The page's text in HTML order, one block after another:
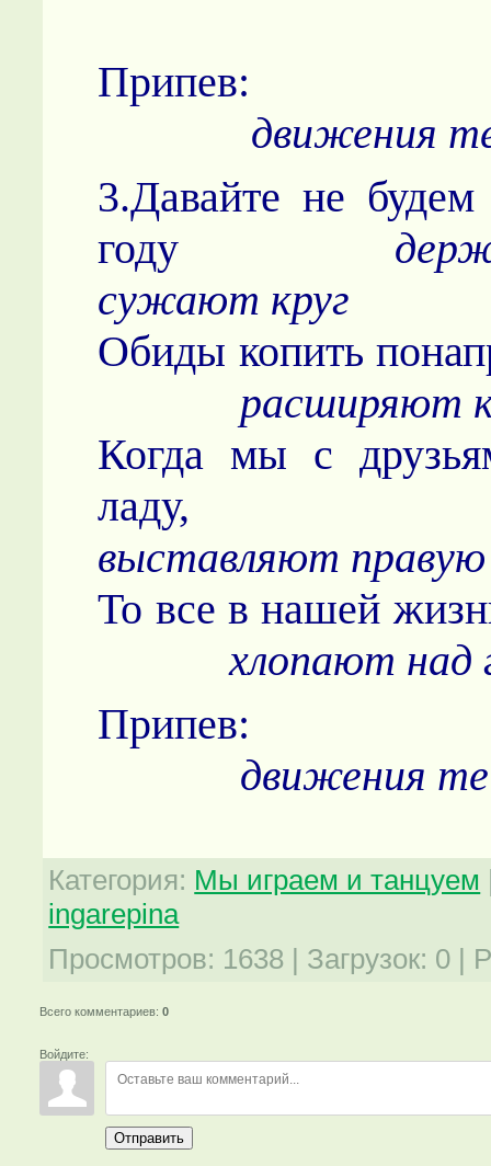
движения
3.Давайте не
году
сужают круг
Обиды копить
расширяют
Когда мы с
выставляют правую
То все в нашей
хлопают над
движения
Категория: Мы играем и танцуем
ingarepina
Просмотров: 1638 | Загрузок: 0 |
Всего комментариев:0
Войдите:
Отправить